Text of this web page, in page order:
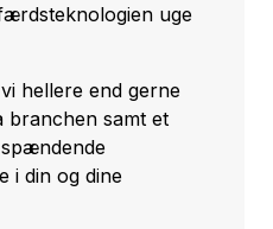
uge
hellere end gerne
branchen samt et
i din og dine